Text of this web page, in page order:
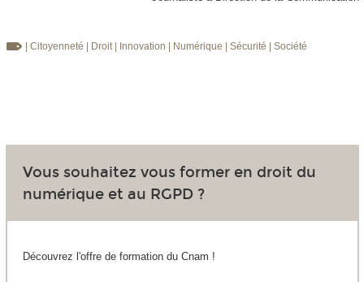
| Citoyenneté | Droit | Innovation | Numérique | Sécurité | Société
Vous souhaitez vous former en droit du
numérique et au RGPD ?
Découvrez l'offre de formation du Cnam !